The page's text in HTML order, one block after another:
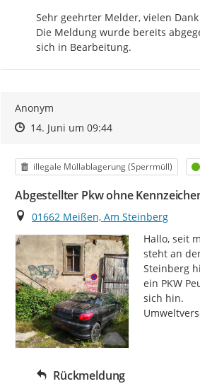
Sehr geehrter Melder, vielen
Die Meldung wurde bereits
sich in Bearbeitung.
Anonym
Zeitpunkt des Erstellens
Zeitpunkt des Erstellens
14. Juni um 09:44Zur Äußerung
Kategorie
illegale Müllablagerung (Sperrmüll)
Abgestellter Pkw ohne
Ort
01662 Meißen, Am Steinberg
Hallo, seit
steht an
Steinberg
ein PKW
sich hin.
Rückmeldung